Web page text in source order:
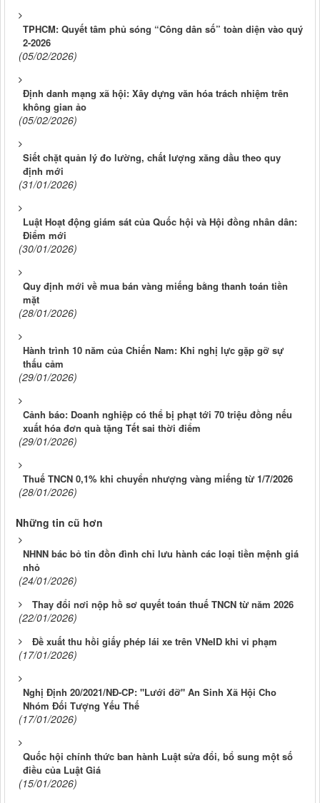
TPHCM: Quyết tâm phủ sóng “Công dân số” toàn diện vào quý
2-2026
(05/02/2026)
Định danh mạng xã hội: Xây dựng văn hóa trách nhiệm trên
không gian ảo
(05/02/2026)
Siết chặt quản lý đo lường, chất lượng xăng dầu theo quy
định mới
(31/01/2026)
Luật Hoạt động giám sát của Quốc hội và Hội đồng nhân dân:
Điểm mới
(30/01/2026)
Quy định mới về mua bán vàng miếng bằng thanh toán tiền
mặt
(28/01/2026)
Hành trình 10 năm của Chiến Nam: Khi nghị lực gặp gỡ sự
thấu cảm
(29/01/2026)
Cảnh báo: Doanh nghiệp có thể bị phạt tới 70 triệu đồng nếu
xuất hóa đơn quà tặng Tết sai thời điểm
(29/01/2026)
Thuế TNCN 0,1% khi chuyển nhượng vàng miếng từ 1/7/2026
(28/01/2026)
Những tin cũ hơn
NHNN bác bỏ tin đồn đình chỉ lưu hành các loại tiền mệnh giá
nhỏ
(24/01/2026)
Thay đổi nơi nộp hồ sơ quyết toán thuế TNCN từ năm 2026
(22/01/2026)
Đề xuất thu hồi giấy phép lái xe trên VNeID khi vi phạm
(17/01/2026)
Nghị Định 20/2021/NĐ-CP: "Lưới đỡ" An Sinh Xã Hội Cho
Nhóm Đối Tượng Yếu Thế
(17/01/2026)
Quốc hội chính thức ban hành Luật sửa đổi, bổ sung một số
điều của Luật Giá
(15/01/2026)